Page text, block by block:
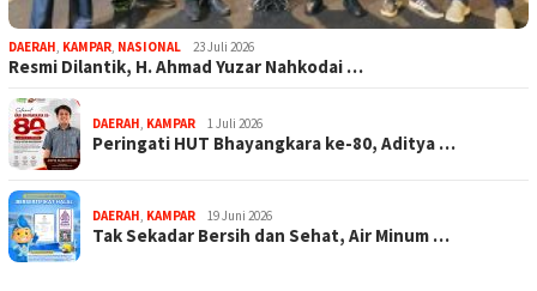
DAERAH, KAMPAR, NASIONAL 23 Juli 2026
Resmi Dilantik, H. Ahmad Yuzar Nahkodai …
DAERAH, KAMPAR 1 Juli 2026
Peringati HUT Bhayangkara ke-80, Aditya …
DAERAH, KAMPAR 19 Juni 2026
Tak Sekadar Bersih dan Sehat, Air Minum …